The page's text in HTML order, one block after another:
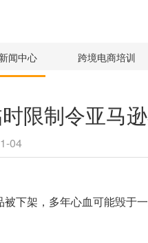
新闻中心 跨境电商培训
限制令亚马
04
下架，多年心血可能毁于